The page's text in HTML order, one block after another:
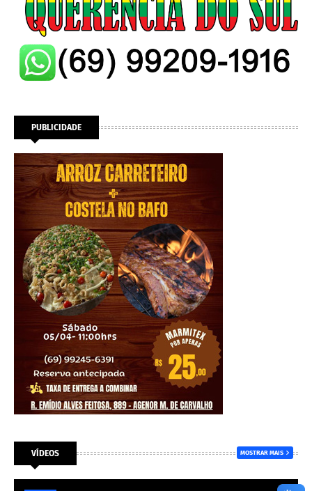
PUBLICIDADE
VÍDEOS MOSTRAR MAIS